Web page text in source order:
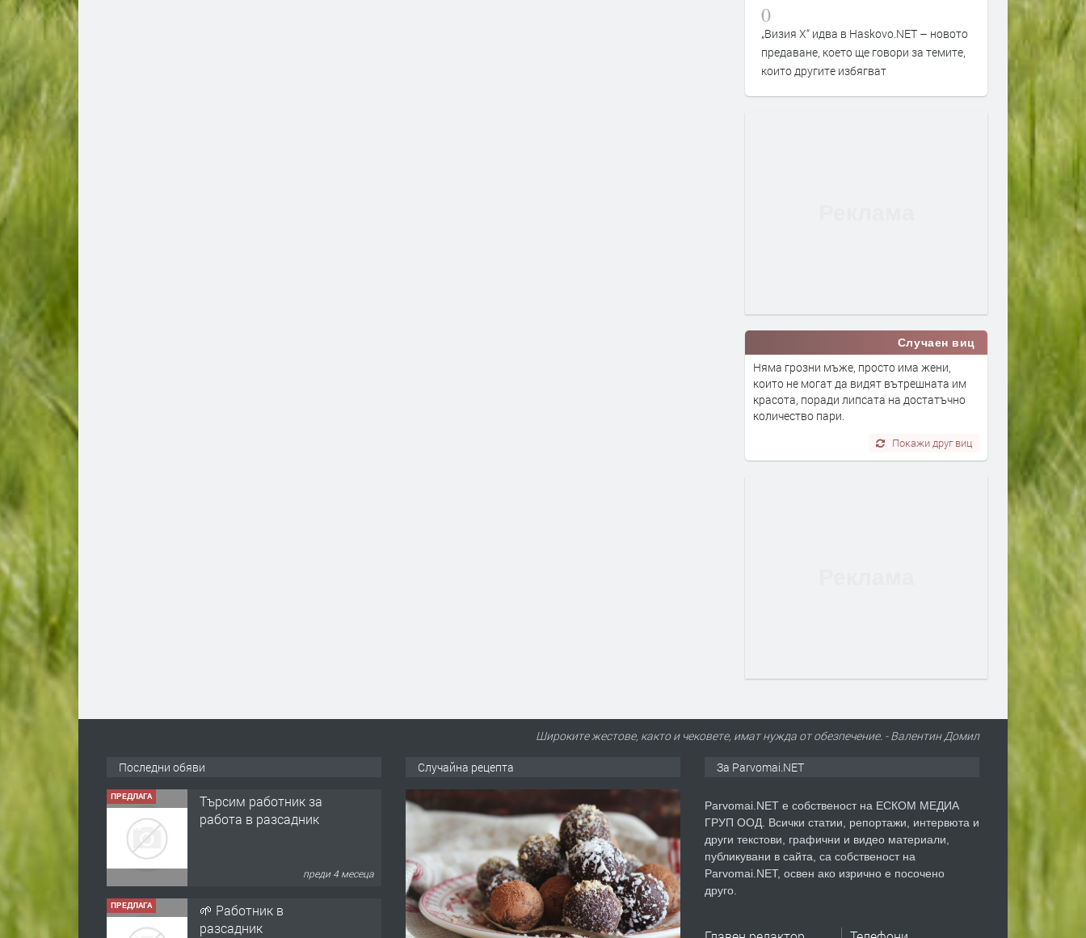
0
„Визия Х“ идва в Haskovo.NET – новото
предаване, което ще говори за темите,
които другите избягват
Случаен виц
Няма грозни мъже, просто има жени,
които не могат да видят вътрешната им
красота, поради липсата на достатъчно
количество пари.
Покажи друг виц
Широките жестове, както и чековете, имат нужда от обезпечение. - Валентин Домил
Последни обяви
ПРЕДЛАГА
Търсим работник за
работа в разсадник
преди 4 месеца
ПРЕДЛАГА
🌱 Работник в
разсадник
Случайна рецепта За Parvomai.NET
Parvomai.NET е собственост на ЕСКОМ МЕДИА
ГРУП ООД. Всички статии, репортажи, интервюта и
други текстови, графични и видео материали,
публикувани в сайта, са собственост на
Parvomai.NET, освен ако изрично е посочено
друго.